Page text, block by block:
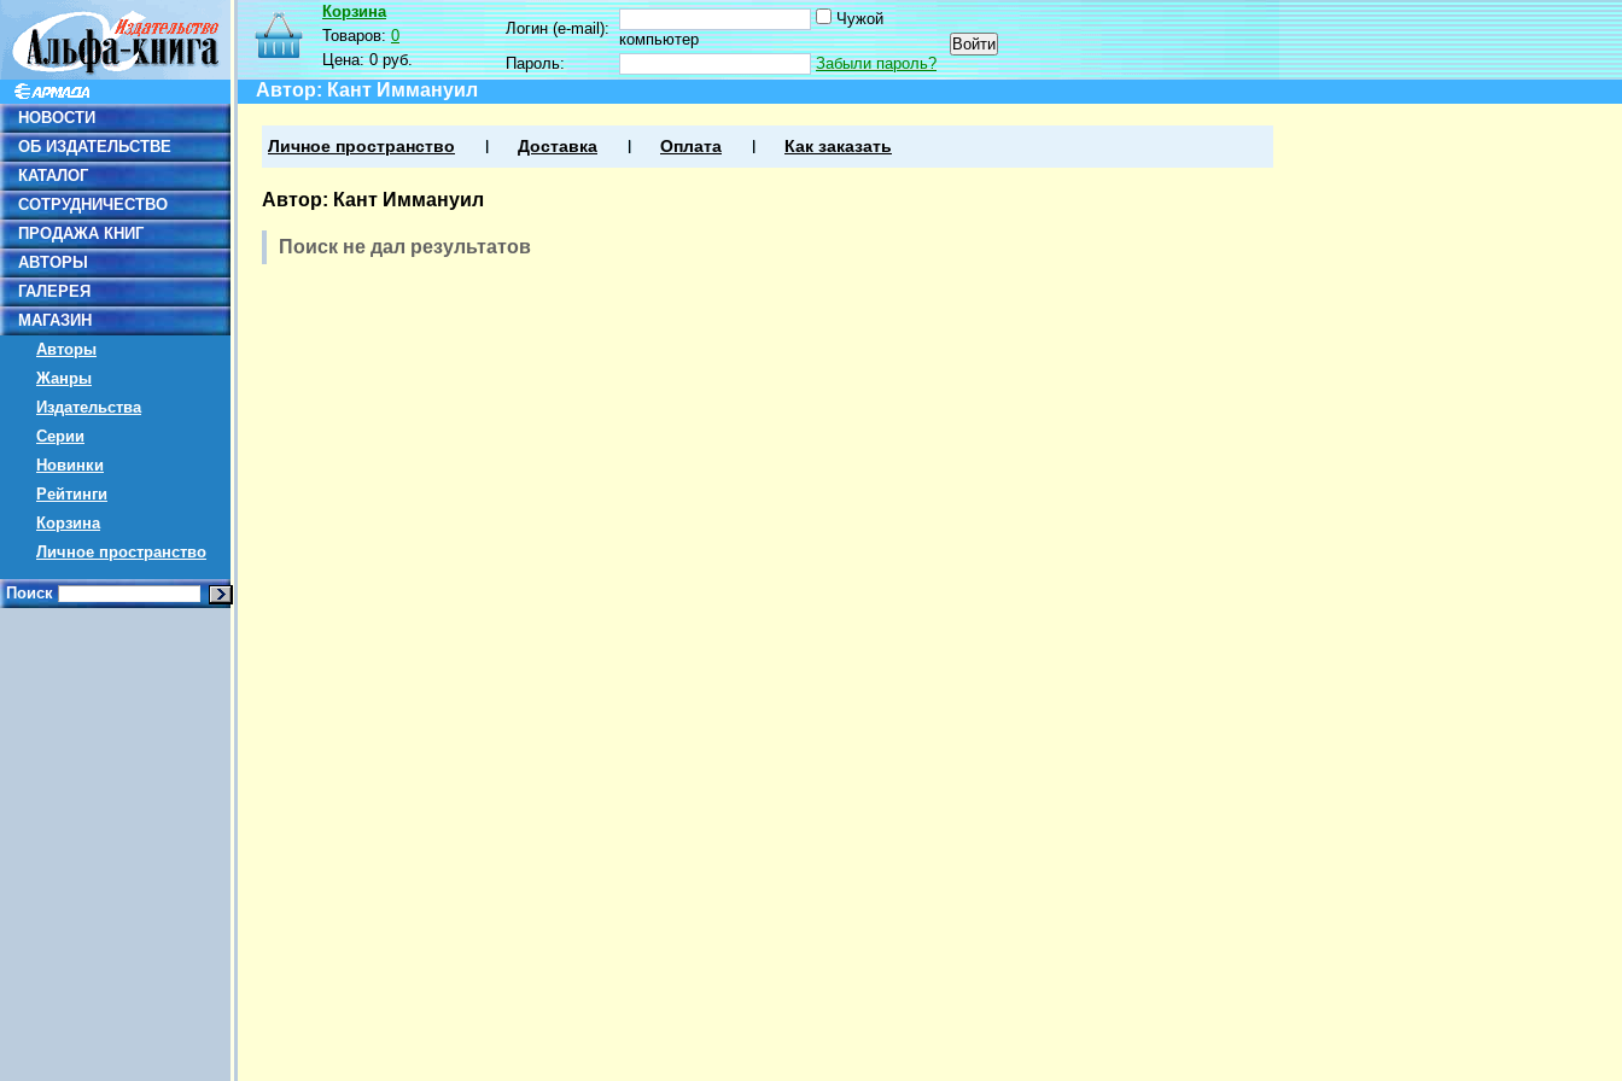
НОВОСТИ
ОБ ИЗДАТЕЛЬСТВЕ
КАТАЛОГ
СОТРУДНИЧЕСТВО
ПРОДАЖА КНИГ
АВТОРЫ
ГАЛЕРЕЯ
МАГАЗИН
Авторы
Жанры
Издательства
Серии
Новинки
Рейтинги
Корзина
Личное пространство
Поиск
Корзина
Товаров:0
Цена:0 руб.
Логин (e-mail):
Чужой
компьютер
Пароль:
Забыли пароль?
Автор: Кант Иммануил
Личное пространство Доставка Оплата Как заказать
Автор: Кант Иммануил
Поиск не дал результатов